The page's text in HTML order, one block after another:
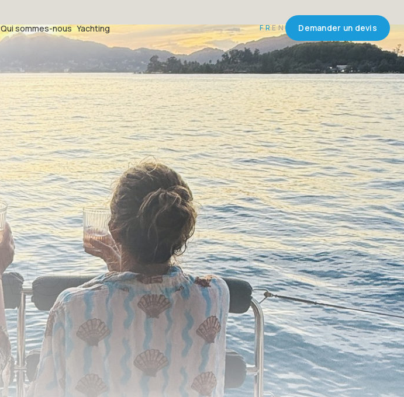
Qui sommes-nous Yachting FREN Demander un devis